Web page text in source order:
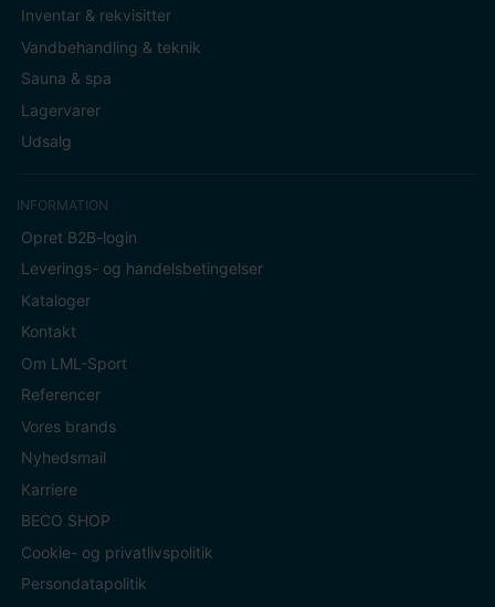
Inventar & rekvisitter
Vandbehandling & teknik
Sauna & spa
Lagervarer
Udsalg
INFORMATION
Opret B2B-login
Leverings- og handelsbetingelser
Kataloger
Kontakt
Om LML-Sport
Referencer
Vores brands
Nyhedsmail
Karriere
BECO SHOP
Cookie- og privatlivspolitik
Persondatapolitik